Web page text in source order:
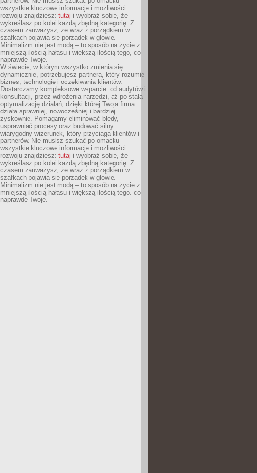
wszystkie kluczowe informacje i możliwości
rozwoju znajdziesz: tutaj i wyobraź sobie, że
wykreślasz po kolei każdą zbędną kategorię. Z
czasem zauważysz, że wraz z porządkiem w
szafkach pojawia się porządek w głowie.
Minimalizm nie jest modą – to sposób na życie z
mniejszą ilością hałasu i większą ilością tego, co
naprawdę Twoje.
W świecie, w którym wszystko zmienia się
dynamicznie, potrzebujesz partnera, który rozumie
biznes, technologię i oczekiwania klientów.
Dostarczamy kompleksowe wsparcie: od audytów i
konsultacji, przez wdrożenia narzędzi, aż po stałą
optymalizację działań, dzięki której Twoja firma
działa sprawniej, nowocześniej i bardziej
zyskownie. Pomagamy eliminować błędy,
usprawniać procesy oraz budować silny,
wiarygodny wizerunek, który przyciąga klientów i
partnerów. Nie musisz szukać po omacku –
wszystkie kluczowe informacje i możliwości
rozwoju znajdziesz: tutaj i wyobraź sobie, że
wykreślasz po kolei każdą zbędną kategorię. Z
czasem zauważysz, że wraz z porządkiem w
szafkach pojawia się porządek w głowie.
Minimalizm nie jest modą – to sposób na życie z
mniejszą ilością hałasu i większą ilością tego, co
naprawdę Twoje.